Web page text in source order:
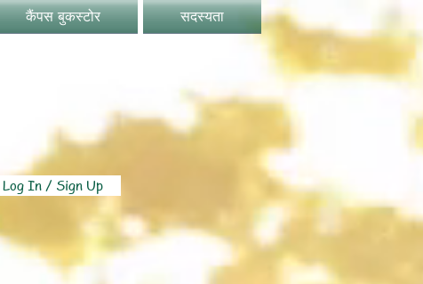
कैंपस बुकस्टोर सदस्यता
Log In / Sign Up